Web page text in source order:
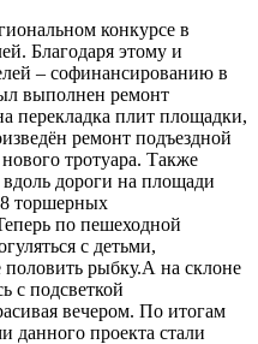
конкурсе в
Благодаря этому и
– софинансированию в
выполнен ремонт
перекладка плит площадки,
ремонт подъездной
тротуара. Также
дороги на площади
торшерных
по пешеходной
с детьми,
половить рыбку.А на склоне
с подсветкой
вечером. По итогам
данного проекта стали